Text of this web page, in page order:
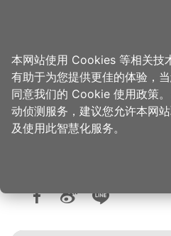
首页 > 想去的地方 > 住宿 > 旅馆与民
欧帝花园商
本网站使用 Cookies 等相关技
有助于为您提供更佳的体验，
同意我们的 Cookie 使用政策
动侦测服务，建议您允许本网
及使用此智慧化服务。